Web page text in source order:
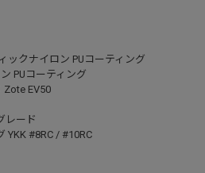
ックナイロン PUコーティング
PUコーティング
EV50
レード
YKK #8RC / #10RC